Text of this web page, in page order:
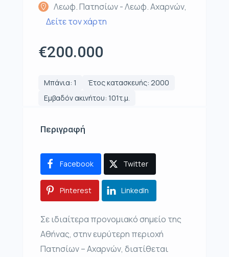
Λεωφ. Πατησίων - Λεωφ. Αχαρνών,
Δείτε τον χάρτη
€200.000
Μπάνια: 1
Έτος κατασκευής: 2000
Εμβαδόν ακινήτου: 101τ.μ.
Περιγραφή
Facebook Twitter
Pinterest LinkedIn
Σε ιδιαίτερα προνομιακό σημείο της
Αθήνας, στην ευρύτερη περιοχή
Πατησίων – Αχαρνών, διατίθεται